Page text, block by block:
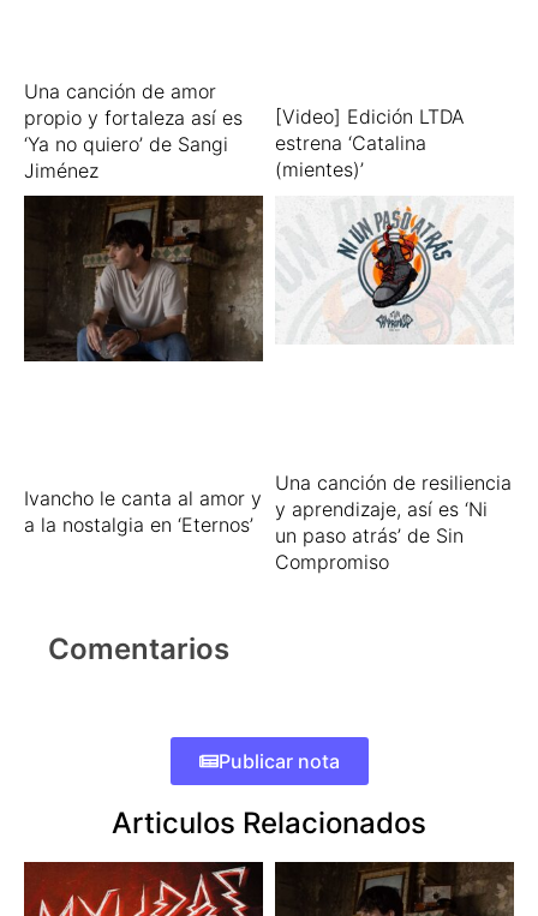
Una canción de amor
propio y fortaleza así es
‘Ya no quiero’ de Sangi
Jiménez
[Video] Edición LTDA
estrena ‘Catalina
(mientes)’
Ivancho le canta al amor y
a la nostalgia en ‘Eternos’
Una canción de resiliencia
y aprendizaje, así es ‘Ni
un paso atrás’ de Sin
Compromiso
Comentarios
Publicar nota
Articulos Relacionados